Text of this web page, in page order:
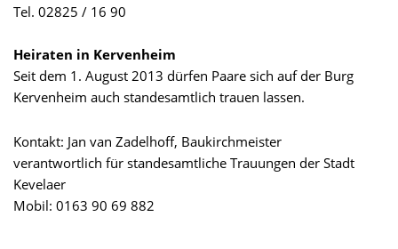
Tel. 02825 / 16 90
Heiraten in Kervenheim
Seit dem 1. August 2013 dürfen Paare sich auf der Burg
Kervenheim auch standesamtlich trauen lassen.
Kontakt: Jan van Zadelhoff, Baukirchmeister
verantwortlich für standesamtliche Trauungen der Stadt
Kevelaer
Mobil: 0163 90 69 882